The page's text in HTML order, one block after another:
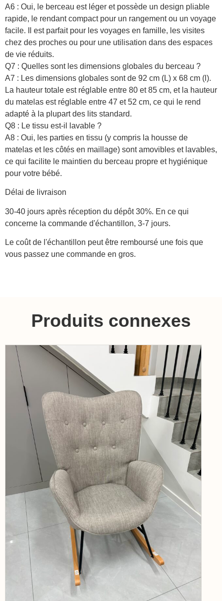
A6 : Oui, le berceau est léger et possède un design pliable
rapide, le rendant compact pour un rangement ou un voyage
facile. Il est parfait pour les voyages en famille, les visites
chez des proches ou pour une utilisation dans des espaces
de vie réduits.
Q7 : Quelles sont les dimensions globales du berceau ?
A7 : Les dimensions globales sont de 92 cm (L) x 68 cm (l).
La hauteur totale est réglable entre 80 et 85 cm, et la hauteur
du matelas est réglable entre 47 et 52 cm, ce qui le rend
adapté à la plupart des lits standard.
Q8 : Le tissu est-il lavable ?
A8 : Oui, les parties en tissu (y compris la housse de
matelas et les côtés en maillage) sont amovibles et lavables,
ce qui facilite le maintien du berceau propre et hygiénique
pour votre bébé.
Délai de livraison
30-40 jours après réception du dépôt 30%. En ce qui
concerne la commande d'échantillon, 3-7 jours.
Le coût de l'échantillon peut être remboursé une fois que
vous passez une commande en gros.
Produits connexes